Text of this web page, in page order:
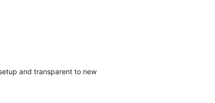
and transparent to new